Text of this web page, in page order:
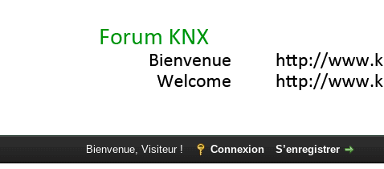
Bienvenue, Visiteur ! Connexion S’enregistrer